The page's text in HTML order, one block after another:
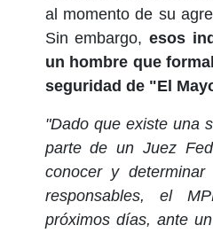
al momento de su
Sin embargo, esos
un hombre que
seguridad de "El
"Dado que existe una
parte de un Juez
conocer y
responsables, el
próximos días, ante